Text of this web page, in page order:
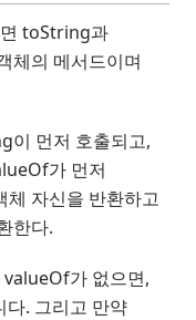
toString과
체의 메서드이며
먼저 호출되고,
가 먼저
자신을 반환하고
한다.
가 없으면,
. 그리고 만약